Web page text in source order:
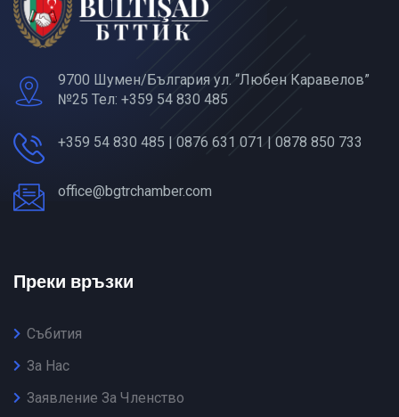
9700 Шумен/България ул. “Любен Каравелов”
№25 Тел: +359 54 830 485
+359 54 830 485 | 0876 631 071 | 0878 850 733
office@bgtrchamber.com
Преки връзки
Събития
За Нас
Заявление За Членство